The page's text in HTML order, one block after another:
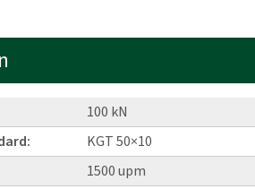
100 kN
KGT 50×10
1500 upm